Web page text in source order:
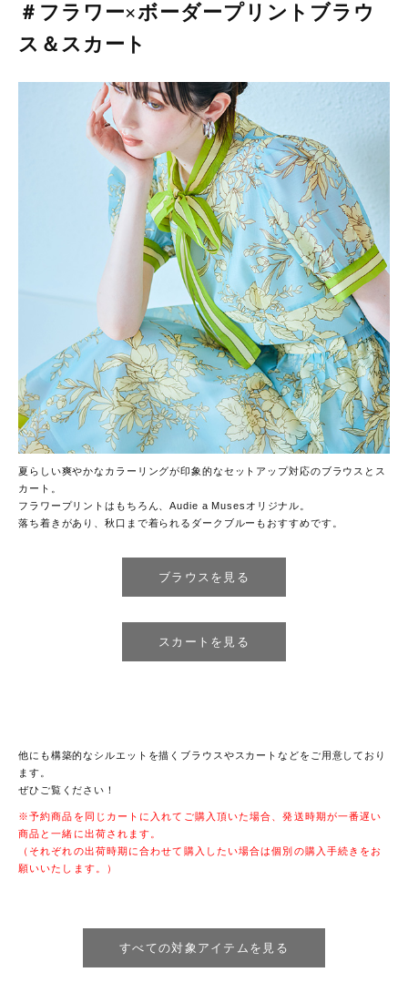
＃フラワー×ボーダープリントブラウ
ス＆スカート
夏らしい爽やかなカラーリングが印象的なセットアップ対応のブラウスとス
カート。
フラワープリントはもちろん、Audie a Musesオリジナル。
落ち着きがあり、秋口まで着られるダークブルーもおすすめです。
ブラウスを見る
スカートを見る
他にも構築的なシルエットを描くブラウスやスカートなどをご用意しており
ます。
ぜひご覧ください！
※予約商品を同じカートに入れてご購入頂いた場合、発送時期が一番遅い
商品と一緒に出荷されます。
（ それぞれの出荷時期に合わせて購入したい場合は個別の購入手続き をお
願いいたします。）
すべての対象アイテムを見る